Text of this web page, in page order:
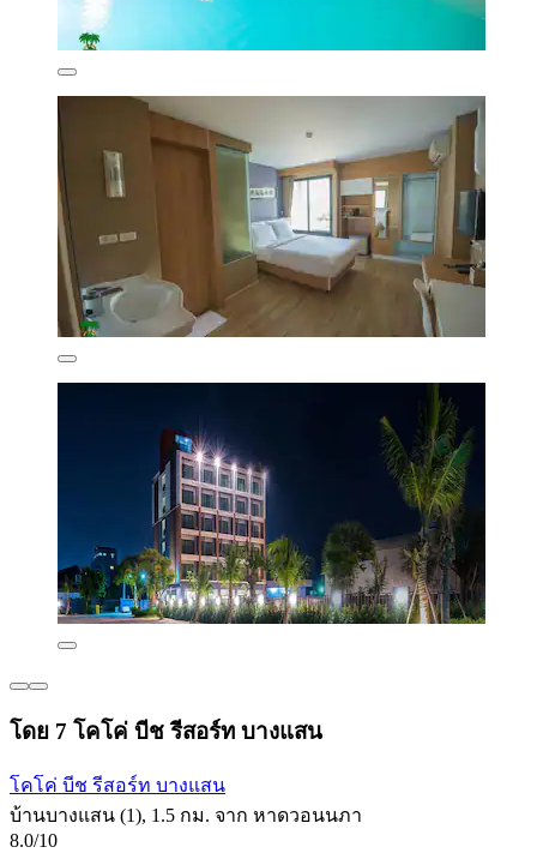
โดย 7 โคโค่ บีช รีสอร์ท บางแสน
โคโค่ บีช รีสอร์ท บางแสน
บ้านบางแสน (1), 1.5 กม. จาก หาดวอนนภา
8.0/10